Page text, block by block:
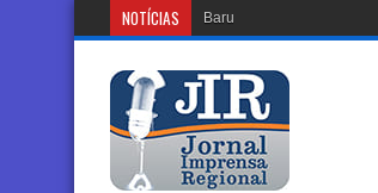
NOTÍCIAS Barueri ganhará novo Centr